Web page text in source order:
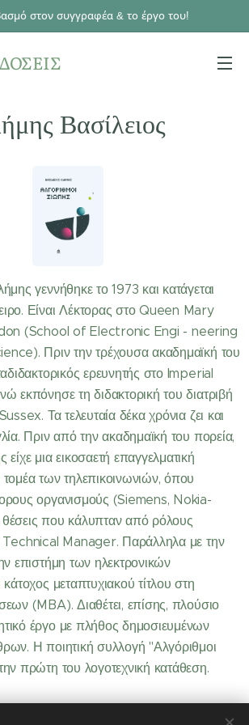
στον συγγραφέα & το έργο του!
Βασίλειος
γεννήθηκε το 1973 και κατάγεται
Είναι Λέκτορας στο Queen Mary
(School of Electronic Engi - neering
Πριν την τρέχουσα ακαδημαϊκή του
ερευνητής στο Imperial
εκπόνησε τη διδακτορική του διατριβή
Τα τελευταία δέκα χρόνια ζει και
Πριν από την ακαδημαϊκή του πορεία,
μια εικοσαετή επαγγελματική
τομέα των τηλεπικοινωνιών, όπου
οργανισμούς (Siemens, Nokia-
που κάλυπταν από ρόλους
Technical Manager. Παράλληλα με την
επιστήμη των ηλεκτρονικών
μεταπτυχιακού τίτλου στη
(MBA). Διαθέτει, επίσης, πλούσιο
έργο με πλήθος δημοσιευμένων
Η ποιητική συλλογή "Αλγόριθμοι
πρώτη του λογοτεχνική κατάθεση.